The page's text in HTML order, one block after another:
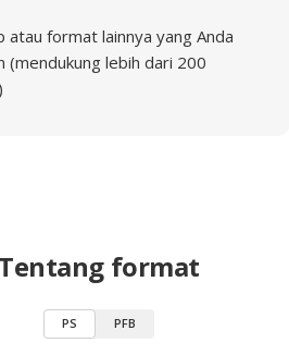
atau format lainnya yang Anda
(mendukung lebih dari 200
Tentang format
PS PFB